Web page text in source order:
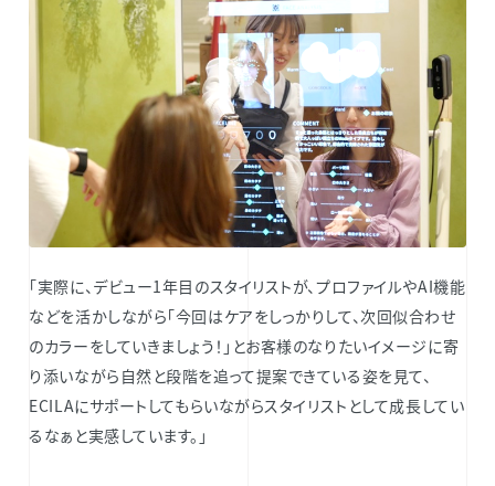
「実際に、デビュー1年目のスタイリストが、プロファイルやAI機能
などを活かしながら「今回はケアをしっかりして、次回似合わせ
のカラーをしていきましょう！」とお客様のなりたいイメージに寄
り添いながら自然と段階を追って提案できている姿を見て、
ECILAにサポートしてもらいながらスタイリストとして成長してい
るなぁと実感しています。」